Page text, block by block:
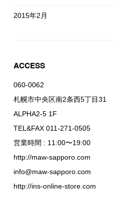
2015年2月
ACCESS
060-0062
札幌市中央区南2条西5丁目31
ALPHA2-5 1F
TEL&FAX 011-271-0505
営業時間 : 11:00〜19:00
http://maw-sapporo.com
info@maw-sapporo.com
http://ins-online-store.com